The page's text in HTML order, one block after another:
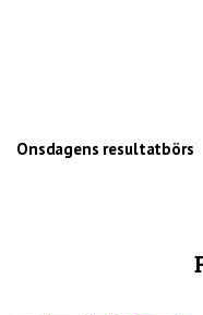
Onsdagens resultatbörs